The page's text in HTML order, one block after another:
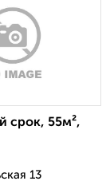
срок, 55м²,
13